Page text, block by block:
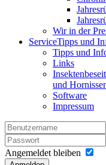
Wir in der
ServiceTipps und
Tipps und
Links
und
Software
Impressum
Angemeldet bleiben